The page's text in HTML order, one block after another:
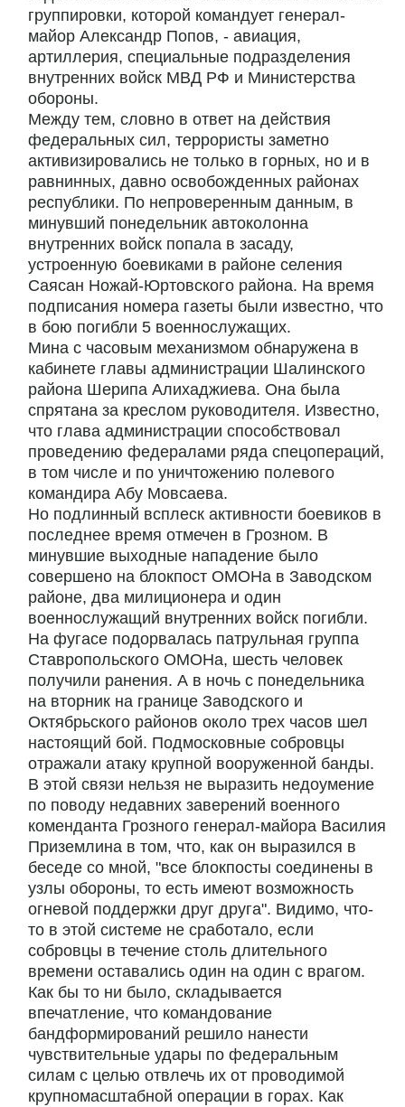
группировки, которой командует генерал-
майор Александр Попов, - авиация,
артиллерия, специальные подразделения
внутренних войск МВД РФ и Министерства
обороны.
Между тем, словно в ответ на действия
федеральных сил, террористы заметно
активизировались не только в горных, но и в
равнинных, давно освобожденных районах
республики. По непроверенным данным, в
минувший понедельник автоколонна
внутренних войск попала в засаду,
устроенную боевиками в районе селения
Саясан Ножай-Юртовского района. На время
подписания номера газеты были известно, что
в бою погибли 5 военнослужащих.
Мина с часовым механизмом обнаружена в
кабинете главы администрации Шалинского
района Шерипа Алихаджиева. Она была
спрятана за креслом руководителя. Известно,
что глава администрации способствовал
проведению федералами ряда спецопераций,
в том числе и по уничтожению полевого
командира Абу Мовсаева.
Но подлинный всплеск активности боевиков в
последнее время отмечен в Грозном. В
минувшие выходные нападение было
совершено на блокпост ОМОНа в Заводском
районе, два милиционера и один
военнослужащий внутренних войск погибли.
На фугасе подорвалась патрульная группа
Ставропольского ОМОНа, шесть человек
получили ранения. А в ночь с понедельника
на вторник на границе Заводского и
Октябрьского районов около трех часов шел
настоящий бой. Подмосковные собровцы
отражали атаку крупной вооруженной банды.
В этой связи нельзя не выразить недоумение
по поводу недавних заверений военного
коменданта Грозного генерал-майора Василия
Приземлина в том, что, как он выразился в
беседе со мной, "все блокпосты соединены в
узлы обороны, то есть имеют возможность
огневой поддержки друг друга". Видимо, что-
то в этой системе не сработало, если
собровцы в течение столь длительного
времени оставались один на один с врагом.
Как бы то ни было, складывается
впечатление, что командование
бандформирований решило нанести
чувствительные удары по федеральным
силам с целью отвлечь их от проводимой
крупномасштабной операции в горах. Как